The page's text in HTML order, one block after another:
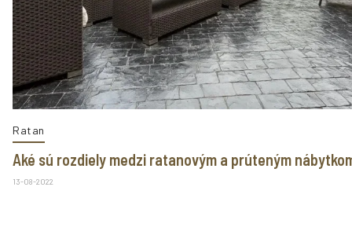
Ratan
Aké sú rozdiely medzi ratanovým a prúteným
13-08-2022